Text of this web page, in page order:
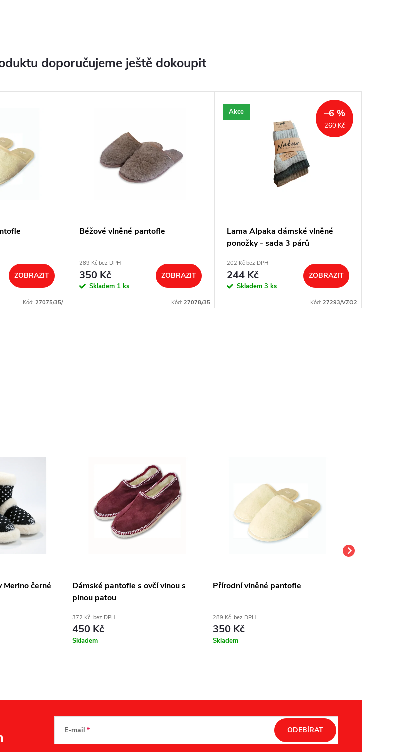
doporučujeme ještě dokoupit
ZOBRAZIT
Kód: 27075/35/
Béžové vlněné pantofle
289 Kč bez DPH
350 Kč
Skladem 1 ks
ZOBRAZIT
Kód: 27078/35
Akce
260 Kč
–6 %
Lama Alpaka dámské vlněné
ponožky - sada 3 párů
202 Kč bez DPH
244 Kč
Skladem 3 ks
ZOBRAZIT
Kód: 27293/VZO2
Merino černé
Dámské pantofle s ovčí vlnou s
plnou patou
372 Kč bez DPH
450 Kč
Skladem
Přírodní vlněné pantofle
289 Kč bez DPH
350 Kč
Skladem
E-mail ODEBÍRAT